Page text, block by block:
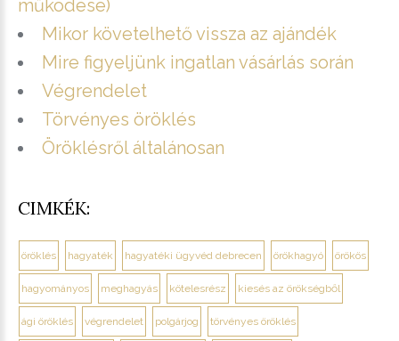
működése)
Mikor követelhető vissza az ajándék
Mire figyeljünk ingatlan vásárlás során
Végrendelet
Törvényes öröklés
Öröklésről általánosan
CIMKÉK:
öröklés hagyaték hagyatéki ügyvéd debrecen örökhagyó örökös
hagyományos meghagyás kötelesrész kiesés az örökségből
ági öröklés végrendelet polgárjog törvényes öröklés